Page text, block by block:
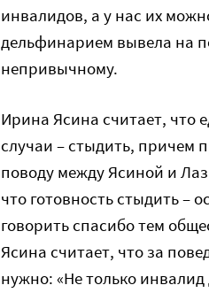
инвалидов, а у нас их
дельфинарием вывела на
непривычному.
Ирина Ясина считает, что
случаи – стыдить,
поводу между Ясиной и
что готовность стыдить –
говорить спасибо тем
Ясина считает, что за
нужно: «Не только